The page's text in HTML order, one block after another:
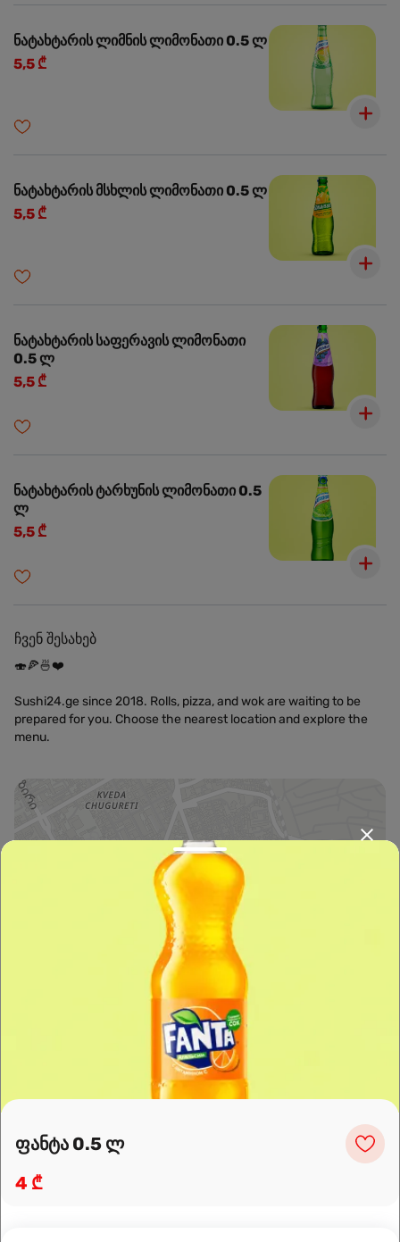
ნატახტარის ლიმნის ლიმონათი 0.5 ლ
5,5 ₾
ნატახტარის მსხლის ლიმონათი 0.5 ლ
5,5 ₾
ნატახტარის საფერავის ლიმონათი
0.5 ლ
5,5 ₾
ნატახტარის ტარხუნის ლიმონათი 0.5
ლ
5,5 ₾
ჩვენ შესახებ
🍣🍕🍜❤️
Sushi24.ge since 2018. Rolls, pizza, and wok are waiting to be
prepared for you. Choose the nearest location and explore the
menu.
OpenFreeMap OpenMapTiles
მარშრუტის დაგეგმვა
ფანტა 0.5 ლ
4 ₾